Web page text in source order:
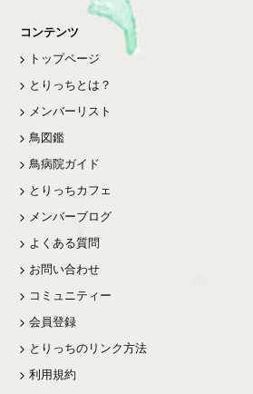
コンテンツ
トップページ
とりっちとは？
メンバーリスト
鳥図鑑
鳥病院ガイド
とりっちカフェ
メンバーブログ
よくある質問
お問い合わせ
コミュニティー
会員登録
とりっちのリンク方法
利用規約